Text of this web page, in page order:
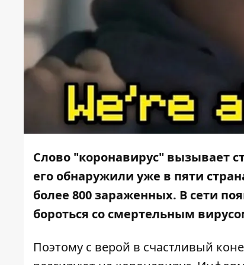
Слово "коронавирус" вызывает
его обнаружили уже в пяти
более 800 зараженных. В сети
бороться со смертельным
Поэтому с верой в счастливый